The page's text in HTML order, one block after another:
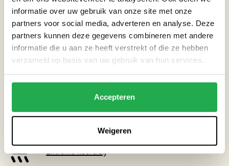
informatie over uw gebruik van onze site met onze
partners voor social media, adverteren en analyse. Deze
partners kunnen deze gegevens combineren met andere
informatie die u aan ze heeft verstrekt of die ze hebben
verzameld op basis van uw gebruik van hun services.
Accepteren
Weigeren
CATEGORIEËN
Dak
Droogte
Extreme neerslag